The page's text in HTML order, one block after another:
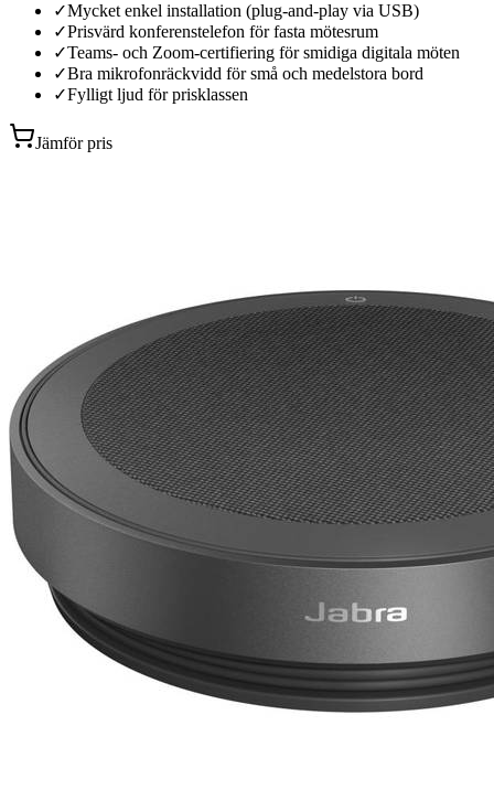
✓Mycket enkel installation (plug-and-play via USB)
✓Prisvärd konferenstelefon för fasta mötesrum
✓Teams- och Zoom-certifiering för smidiga digitala möten
✓Bra mikrofonräckvidd för små och medelstora bord
✓Fylligt ljud för prisklassen
Jämför pris